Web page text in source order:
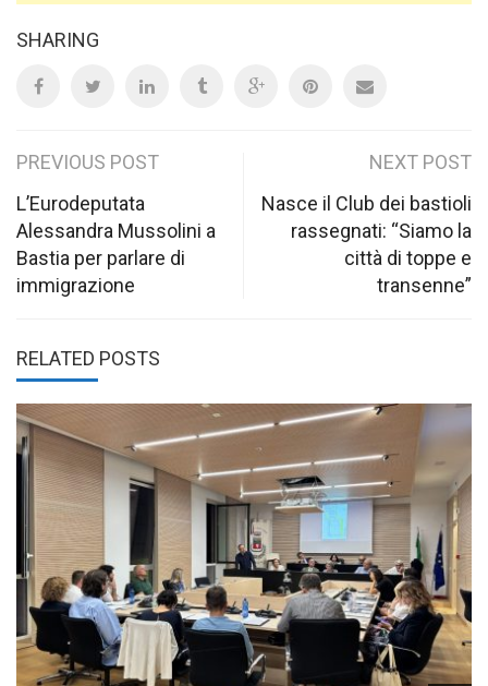
SHARING
Post
navigation
PREVIOUS POST
L’Eurodeputata
Alessandra Mussolini a
Bastia per parlare di
immigrazione
NEXT POST
Nasce il Club dei bastioli
rassegnati: “Siamo la
città di toppe e
transenne”
RELATED POSTS